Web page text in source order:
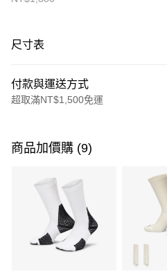
尺寸表
付款與運送方式
超取滿NT$1,500免運
信用卡一次付款
3 期 0 利率 每期
合作金庫商業銀行
華南商業銀行
上海商業儲蓄銀行
Apple Pay
商品加價購 (9)